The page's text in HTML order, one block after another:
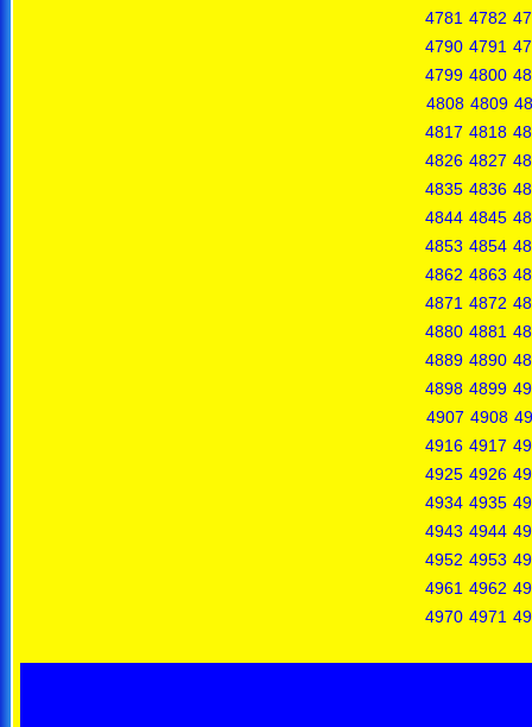
4781 4782
4790 4791
4799 4800
4808 4809
4817 4818
4826 4827
4835 4836
4844 4845
4853 4854
4862 4863
4871 4872
4880 4881
4889 4890
4898 4899
4907 4908
4916 4917
4925 4926
4934 4935
4943 4944
4952 4953
4961 4962
4970 4971